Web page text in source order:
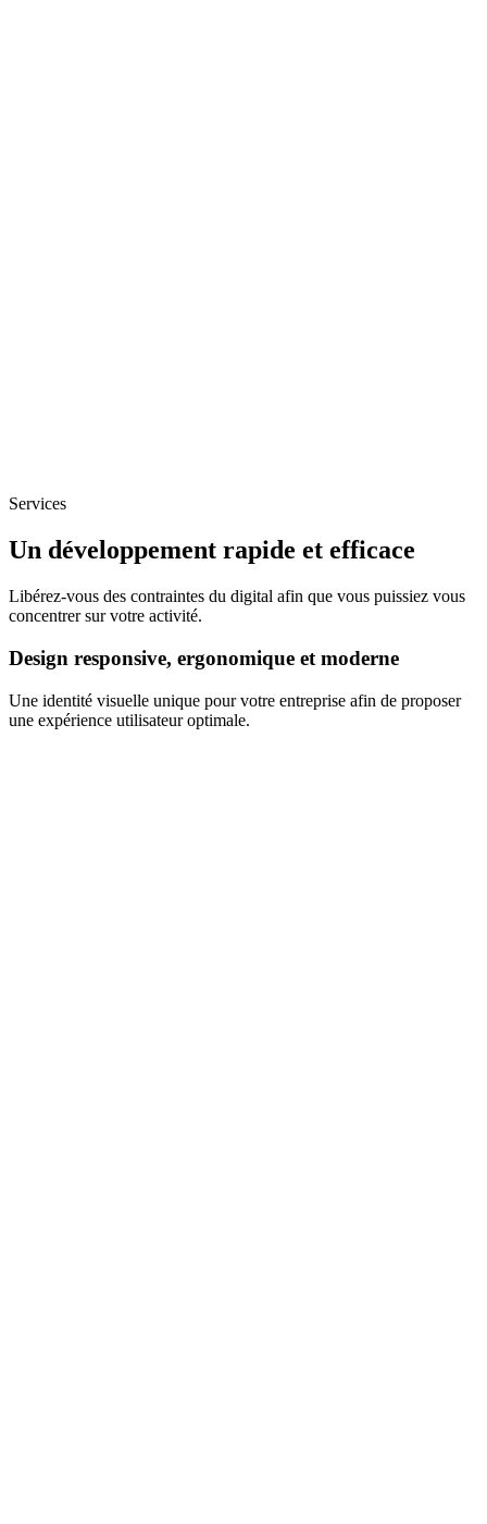
Services
Un développement rapide et efficace
Libérez-vous des contraintes du digital afin que vous puissiez vous
concentrer sur votre activité.
Design responsive, ergonomique et moderne
Une identité visuelle unique pour votre entreprise afin de proposer
une expérience utilisateur optimale.